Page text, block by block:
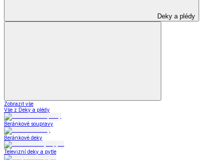
Deky a plédy
Zobrazit vše
Vše z Deky a plédy
Beránkové soupravy
Beránkové deky
Televizní deky a pytle